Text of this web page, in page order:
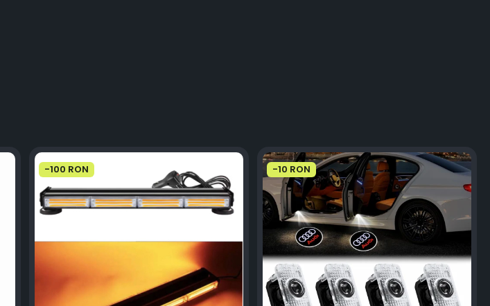
-100 RON -10 RON